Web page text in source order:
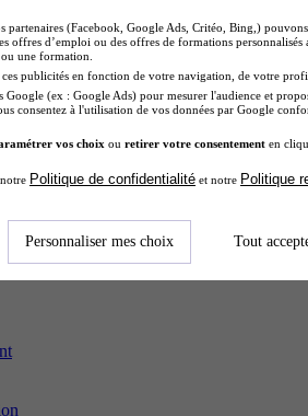
alternance
alternance
filière les plus
partenaires (Facebook, Google Ads, Critéo, Bing,)
offres d’emploi ou des offres de formations
une formation.
ces publicités en fonction de votre navigation, de votre
Google (ex : Google Ads) pour mesurer l'audience et
consentez à l'utilisation de vos données par Google
vos choix ou retirer votre consentement en
Politique de confidentialité et notre Politique
Personnaliser mes choix Tout